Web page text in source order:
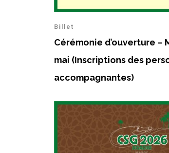
Billet
Cérémonie d’ouverture –
mai (Inscriptions des
accompagnantes)